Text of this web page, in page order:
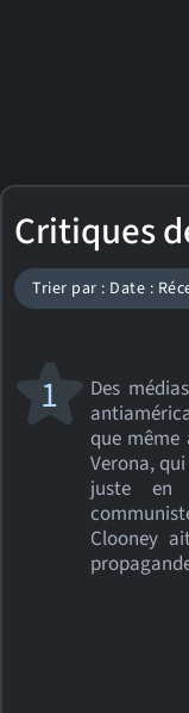
Critiques
Trier par : Date :
Des
que même
Verona,
juste en
Clooney
1